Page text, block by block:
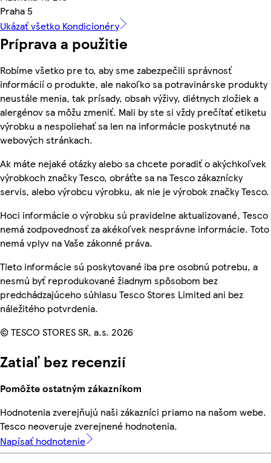
Praha 5
Ukázať všetko Kondicionéry
Príprava a použitie
Robíme všetko pre to, aby sme zabezpečili správnosť
informácií o produkte, ale nakoľko sa potravinárske produkty
neustále menia, tak prísady, obsah výživy, diétnych zložiek a
alergénov sa môžu zmeniť. Mali by ste si vždy prečítať etiketu
výrobku a nespoliehať sa len na informácie poskytnuté na
webových stránkach.
Ak máte nejaké otázky alebo sa chcete poradiť o akýchkoľvek
výrobkoch značky Tesco, obráťte sa na Tesco zákaznícky
servis, alebo výrobcu výrobku, ak nie je výrobok značky Tesco.
Hoci informácie o výrobku sú pravidelne aktualizované, Tesco
nemá zodpovednosť za akékoľvek nesprávne informácie. Toto
nemá vplyv na Vaše zákonné práva.
Tieto informácie sú poskytované iba pre osobnú potrebu, a
nesmú byť reprodukované žiadnym spôsobom bez
predchádzajúceho súhlasu Tesco Stores Limited ani bez
náležitého potvrdenia.
© TESCO STORES SR, a.s. 2026
Zatiaľ bez recenzií
Pomôžte ostatným zákazníkom
Hodnotenia zverejňujú naši zákazníci priamo na našom webe.
Tesco neoveruje zverejnené hodnotenia.
Napísať hodnotenie